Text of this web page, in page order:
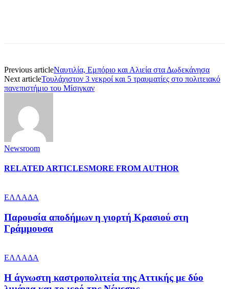
Previous articleΝαυτιλία, Εμπόριο και Αλιεία στα Δωδεκάνησα
Next articleΤουλάχιστον 3 νεκροί και 5 τραυματίες στο πολιτειακό
πανεπιστήμιο του Μίσιγκαν
Newsroom
RELATED ARTICLESMORE FROM AUTHOR
ΕΛΛΑΔΑ
Παρουσία αποδήμων η γιορτή Κρασιού στη
Γράμμουσα
ΕΛΛΑΔΑ
Η άγνωστη καστροπολιτεία της Αττικής με δύο